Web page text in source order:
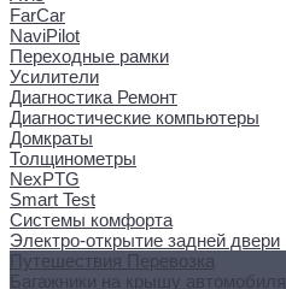
FarCar
NaviPilot
Переходные рамки
Усилители
Диагностика Ремонт
Диагностические компьютеры
Домкраты
Толщинометры
NexPTG
Smart Test
Системы комфорта
Электро-открытие задней двери
Путешествия Перевозка
Багажники на крышу автомобиля